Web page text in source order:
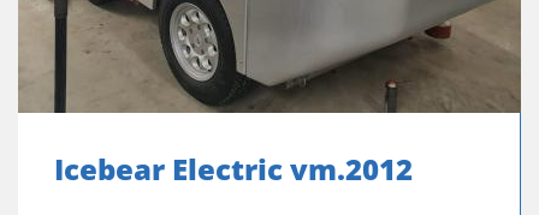
Icebear Electric vm.2012